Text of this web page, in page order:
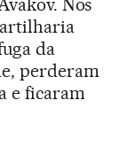
Nos
artilharia
da
perderam
e ficaram